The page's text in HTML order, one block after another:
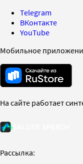
Telegram
ВКонтакте
YouTube
Мобильное
На сайте работает
Рассылка: